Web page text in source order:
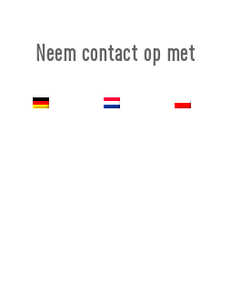
Neem contact op met